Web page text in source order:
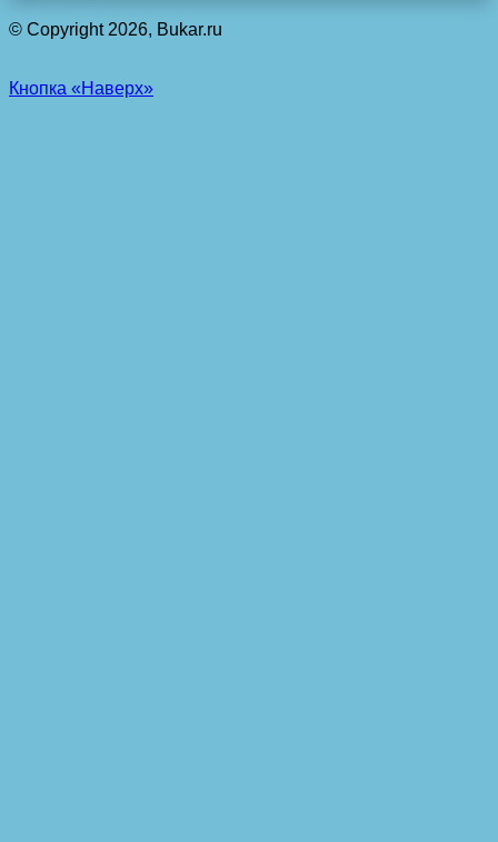
© Copyright 2026, Bukar.ru
Кнопка «Наверх»